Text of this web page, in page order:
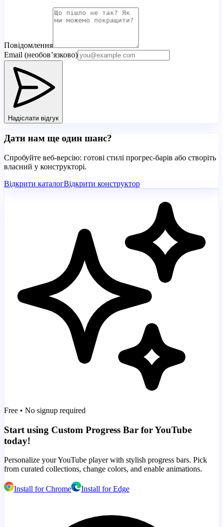
Повідомлення
Email (необов’язково)
Надіслати відгук
Дати нам ще один шанс?
Спробуйте веб-версію: готові стилі прогрес-барів або створіть
власний у конструкторі.
Відкрити каталогВідкрити конструктор
Free • No signup required
Start using Custom Progress Bar for YouTube
today!
Personalize your YouTube player with stylish progress bars. Pick
from curated collections, change colors, and enable animations.
Install for Chrome Install for Edge